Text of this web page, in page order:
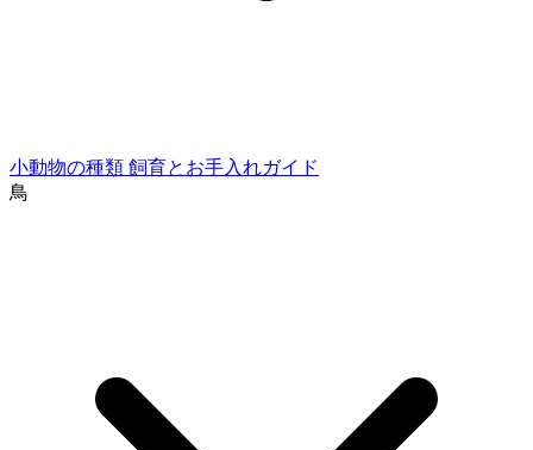
小動物の種類 飼育とお手入れガイド
鳥